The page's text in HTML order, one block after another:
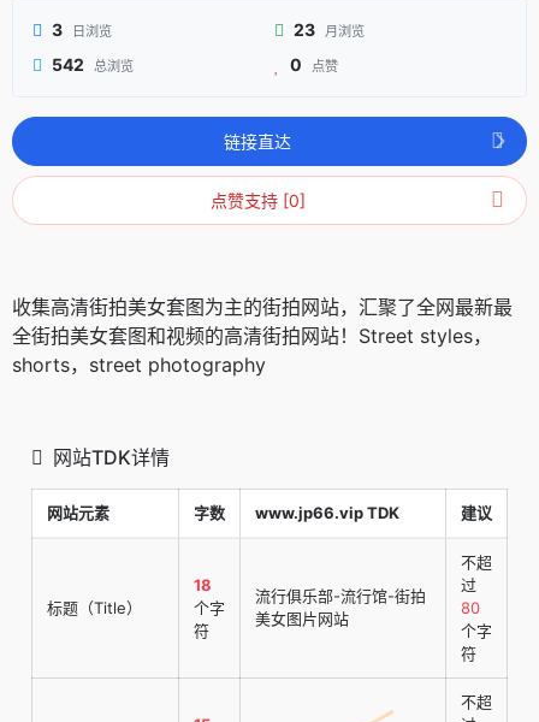
3 日浏览 23 月浏览
542 总浏览 0 点赞
链接直达
点赞支持 [0]
收集高清街拍美女套图为主的街拍网站，汇聚了全网最新最
全街拍美女套图和视频的高清街拍网站！Street styles，
shorts，street photography
网站TDK详情
网站元素 字数 www.jp66.vip TDK 建议
标题（Title）
18
个字
符
流行俱乐部-流行馆-街拍
美女图片网站
不超
过
80
个字
符
不超